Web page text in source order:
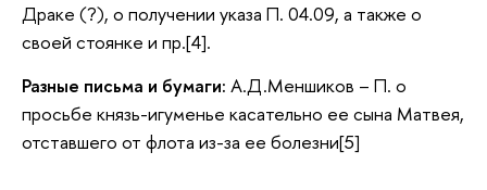
Драке (?), о получении указа П. 04.09, а также о
своей стоянке и пр.[4].
Разные письма и бумаги: А.Д.Меншиков – П. о
просьбе князь-игуменье касательно ее сына Матвея,
отставшего от флота из-за ее болезни[5]